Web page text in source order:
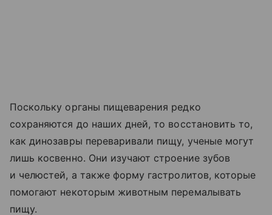
Поскольку органы пищеварения редко
сохраняются до наших дней, то восстановить то,
как динозавры переваривали пищу, ученые могут
лишь косвенно. Они изучают строение зубов
и челюстей, а также форму гастролитов, которые
помогают некоторым животным перемалывать
пищу.